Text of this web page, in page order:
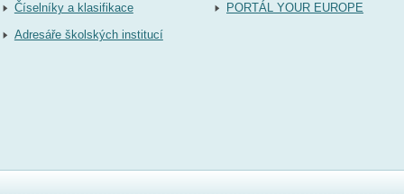
Číselníky a klasifikace
Adresáře školských institucí
PORTÁL YOUR EUROPE